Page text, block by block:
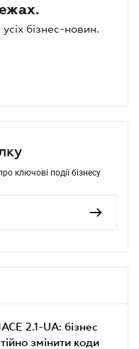
бізнес-новин.
ключові події бізнесу
2.1-UA: бізнес
змінити коди